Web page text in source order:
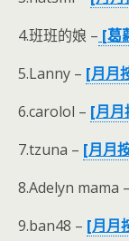
4.班班的娘 – [葛
5.Lanny – [月月
6.carolol – [月月
7.tzuna – [月月
8.Adelyn mama –
9.ban48 – [月月